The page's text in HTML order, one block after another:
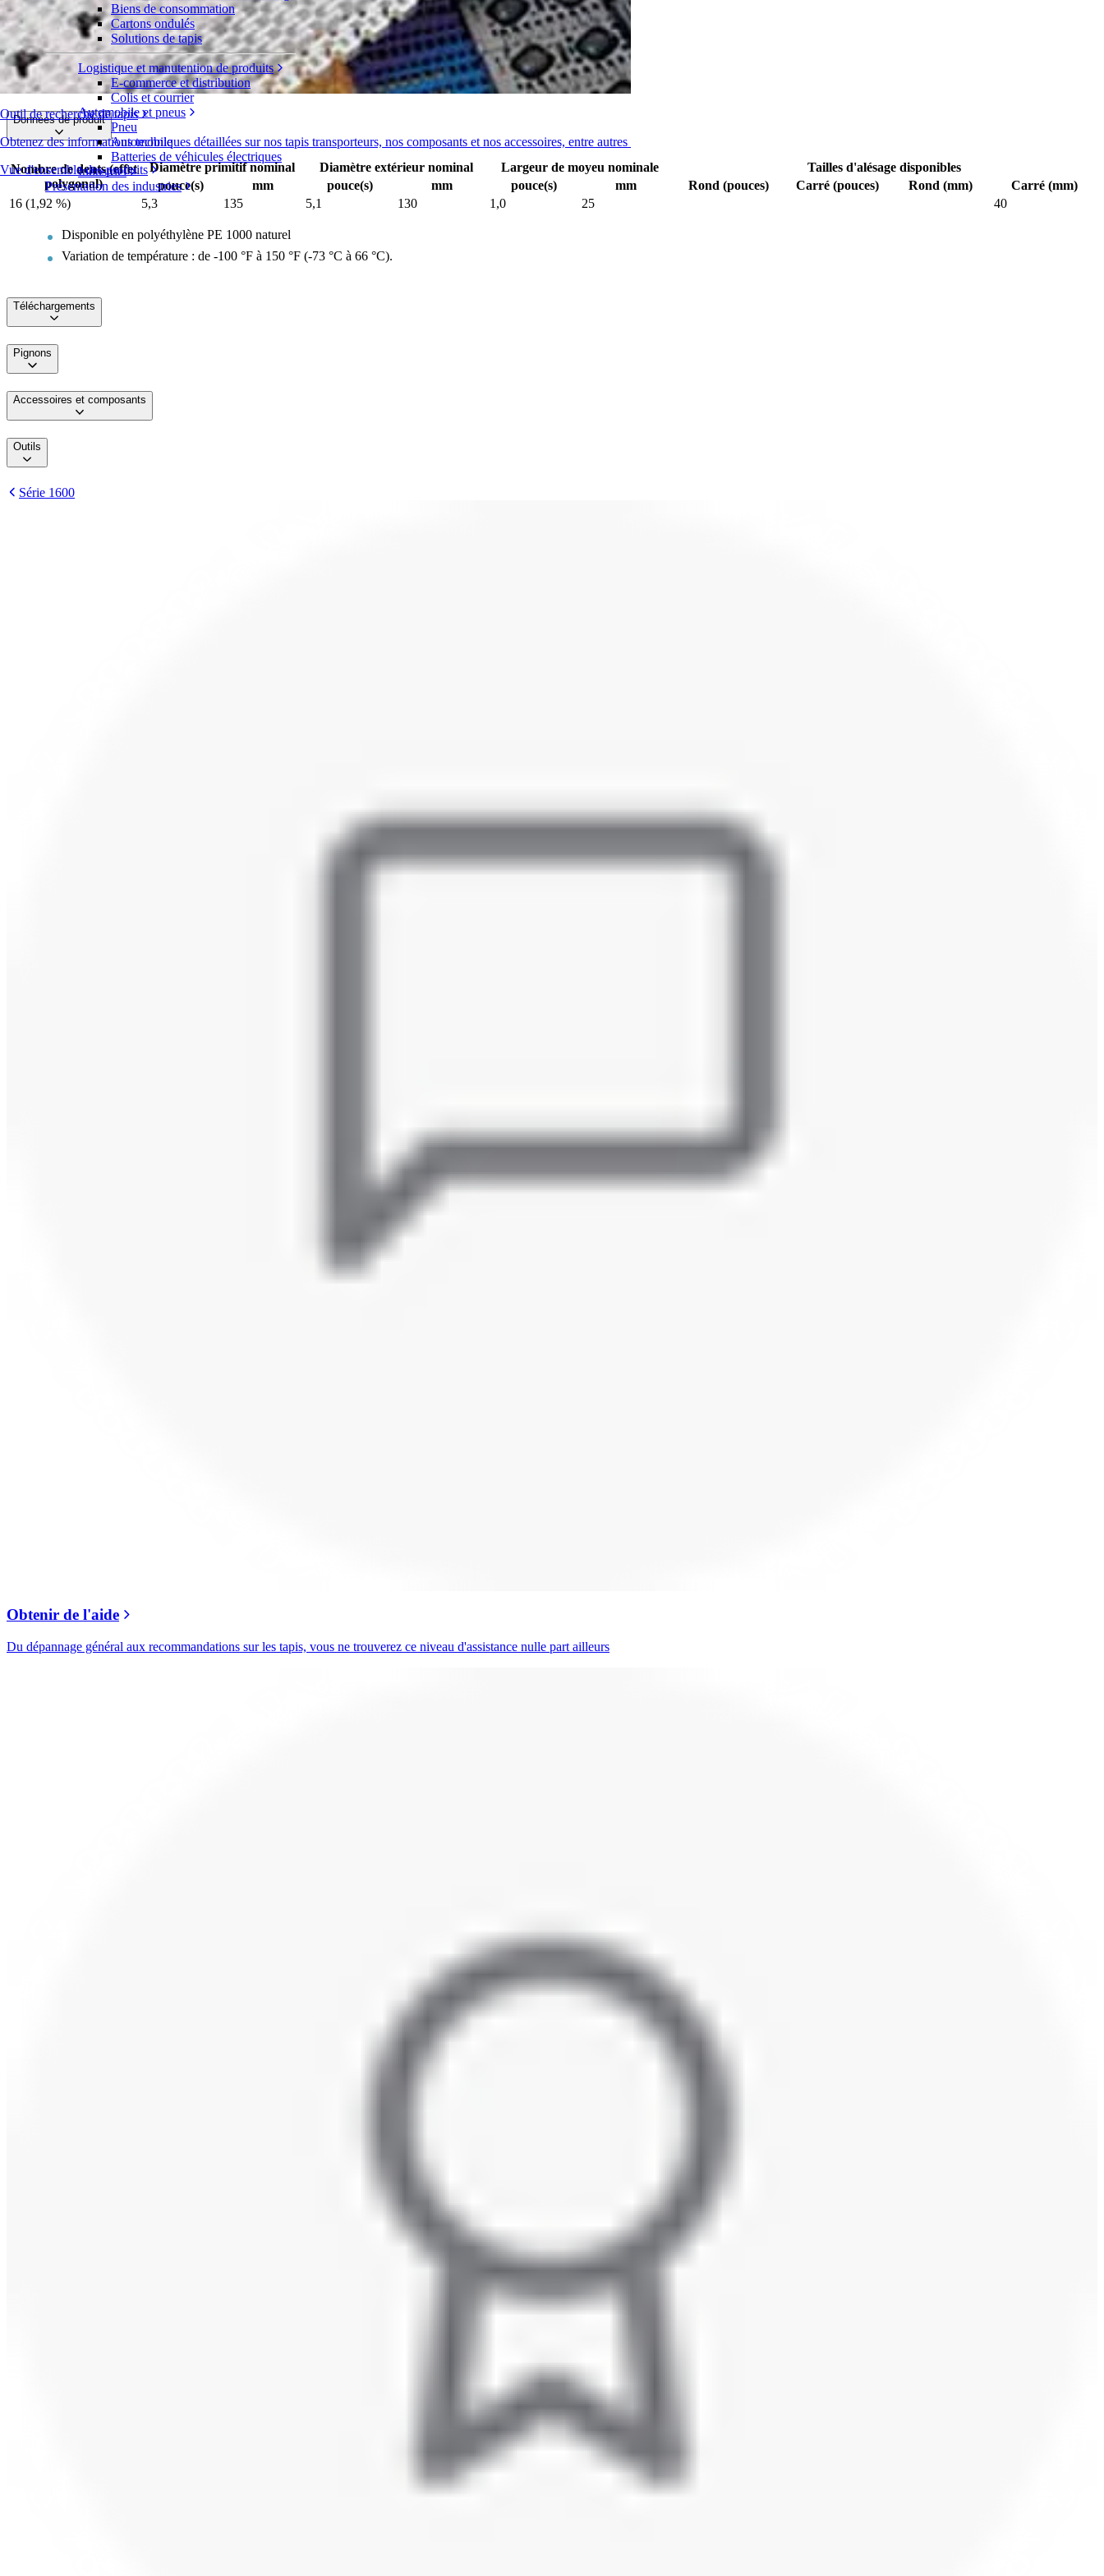
Outil de recherche de tapis
Obtenez des informations techniques détaillées sur nos tapis transporteurs, nos composants et nos accessoires, entre autres
Vue d'ensemble des produits
Biens de consommation
Cartons ondulés
Solutions de tapis
Logistique et manutention de produits
E-commerce et distribution
Colis et courrier
Automobile et pneus
Pneu
Automobile
Batteries de véhicules électriques
Industriel
Présentation des industries
Pignons en polyéthylène PE 1000
Série 1600
Répartition Demande de devis
Données de produit
Nombre de dents (effet
polygonal)
Diamètre primitif nominal Diamètre extérieur nominal Largeur de moyeu nominale
Tailles d'alésage disponibles
pouce(s)
mm pouce(s) mm pouce(s) mm Rond (pouces) Carré (pouces) Rond (mm)
Carré (mm)
16 (1,92 %)
5,3 135 5,1 130 1,0 25 40
Disponible en polyéthylène PE 1000 naturel
Variation de température : de -100 °F à 150 °F (-73 °C à 66 °C).
Téléchargements
Pignons
Accessoires et composants
Outils
Série 1600
Obtenir de l'aide
Du dépannage général aux recommandations sur les tapis, vous ne trouverez ce niveau d'assistance nulle part ailleurs